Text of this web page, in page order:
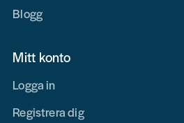
Blogg
Mitt konto
Logga in
Registrera dig